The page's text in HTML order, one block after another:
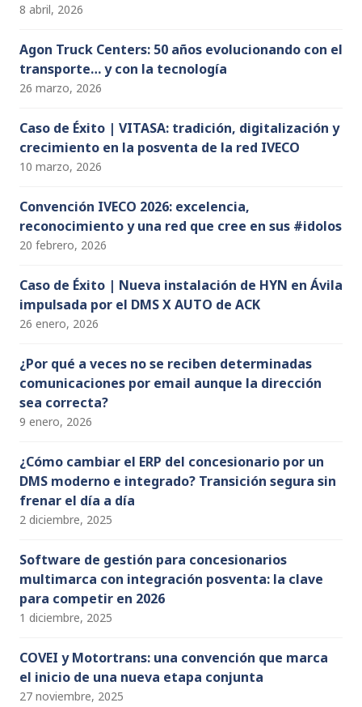
8 abril, 2026
Agon Truck Centers: 50 años evolucionando con el
transporte… y con la tecnología
26 marzo, 2026
Caso de Éxito | VITASA: tradición, digitalización y
crecimiento en la posventa de la red IVECO
10 marzo, 2026
Convención IVECO 2026: excelencia,
reconocimiento y una red que cree en sus #idolos
20 febrero, 2026
Caso de Éxito | Nueva instalación de HYN en Ávila
impulsada por el DMS X AUTO de ACK
26 enero, 2026
¿Por qué a veces no se reciben determinadas
comunicaciones por email aunque la dirección
sea correcta?
9 enero, 2026
¿Cómo cambiar el ERP del concesionario por un
DMS moderno e integrado? Transición segura sin
frenar el día a día
2 diciembre, 2025
Software de gestión para concesionarios
multimarca con integración posventa: la clave
para competir en 2026
1 diciembre, 2025
COVEI y Motortrans: una convención que marca
el inicio de una nueva etapa conjunta
27 noviembre, 2025